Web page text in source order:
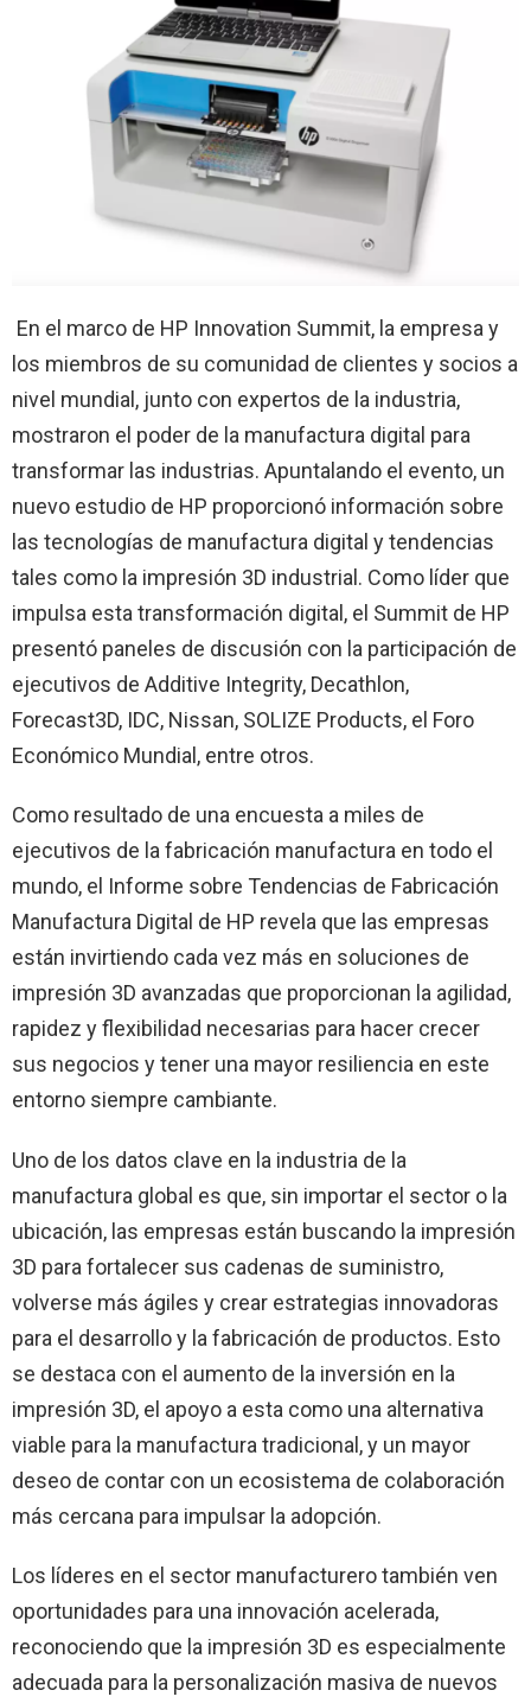
En el marco de HP Innovation Summit, la empresa y
los miembros de su comunidad de clientes y socios a
nivel mundial, junto con expertos de la industria,
mostraron el poder de la manufactura digital para
transformar las industrias. Apuntalando el evento, un
nuevo estudio de HP proporcionó información sobre
las tecnologías de manufactura digital y tendencias
tales como la impresión 3D industrial. Como líder que
impulsa esta transformación digital, el Summit de HP
presentó paneles de discusión con la participación de
ejecutivos de Additive Integrity, Decathlon,
Forecast3D, IDC, Nissan, SOLIZE Products, el Foro
Económico Mundial, entre otros.
Como resultado de una encuesta a miles de
ejecutivos de la fabricación manufactura en todo el
mundo, el Informe sobre Tendencias de Fabricación
Manufactura Digital de HP revela que las empresas
están invirtiendo cada vez más en soluciones de
impresión 3D avanzadas que proporcionan la agilidad,
rapidez y flexibilidad necesarias para hacer crecer
sus negocios y tener una mayor resiliencia en este
entorno siempre cambiante.
Uno de los datos clave en la industria de la
manufactura global es que, sin importar el sector o la
ubicación, las empresas están buscando la impresión
3D para fortalecer sus cadenas de suministro,
volverse más ágiles y crear estrategias innovadoras
para el desarrollo y la fabricación de productos. Esto
se destaca con el aumento de la inversión en la
impresión 3D, el apoyo a esta como una alternativa
viable para la manufactura tradicional, y un mayor
deseo de contar con un ecosistema de colaboración
más cercana para impulsar la adopción.
Los líderes en el sector manufacturero también ven
oportunidades para una innovación acelerada,
reconociendo que la impresión 3D es especialmente
adecuada para la personalización masiva de nuevos